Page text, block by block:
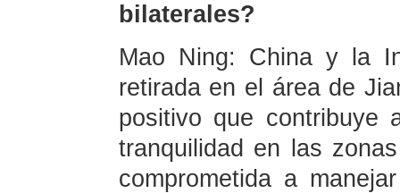
bilaterales?
Mao Ning: China y la
retirada en el área de
positivo que contribuye
tranquilidad en las
comprometida a